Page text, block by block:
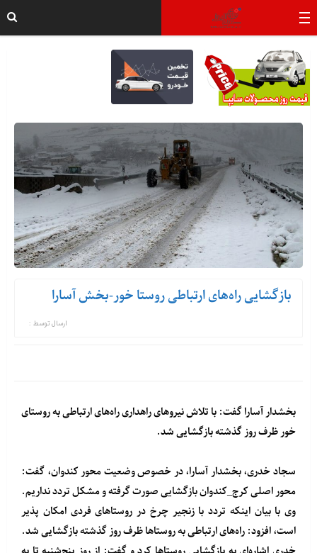
بازگشایی راه‌های ارتباطی روستا خور-بخش آسارا
ارسال توسط :
بخشدار آسارا گفت: با تلاش نیروهای راهداری راه‌های ارتباطی به روستای
خور ظرف روز گذشته بازگشایی شد.
سجاد خدری، بخشدار آسارا، در خصوص وضعیت محور کندوان، گفت:
محور اصلی کرج_کندوان بازگشایی صورت گرفته و مشکل تردد نداریم.
وی با بیان اینکه تردد با زنجیر چرخ در روستاهای فردی امکان پذیر
است، افزود: راه‌های ارتباطی به روستاها ظرف روز گذشته بازگشایی شد.